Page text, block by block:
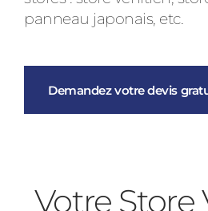
panneau japonais, etc.
Demandez votre devis
Votre Store